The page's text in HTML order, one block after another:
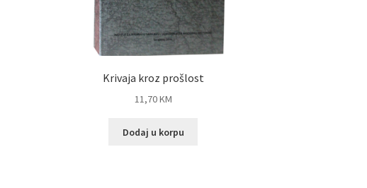
Krivaja kroz prošlost
11,70KM
Dodaj u korpu